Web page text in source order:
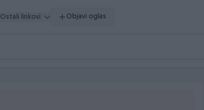
Ostali linkovi Objavi oglas